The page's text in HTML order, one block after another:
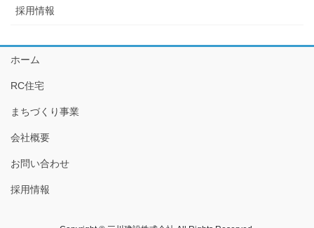
採用情報
ホーム
RC住宅
まちづくり事業
会社概要
お問い合わせ
採用情報